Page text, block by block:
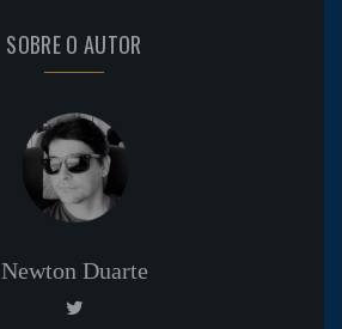
SOBRE O AUTOR
Newton Duarte